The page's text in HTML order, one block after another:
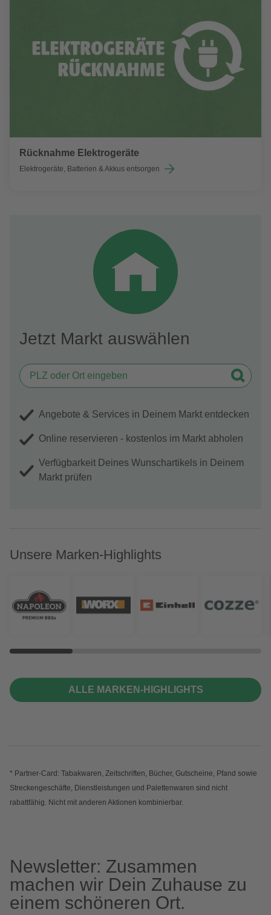
Rücknahme Elektrogeräte
Elektrogeräte, Batterien & Akkus entsorgen
Jetzt Markt auswählen
Angebote & Services in Deinem Markt entdecken
Online reservieren - kostenlos im Markt abholen
Verfügbarkeit Deines Wunschartikels in Deinem
Markt prüfen
Unsere Marken-Highlights
ALLE MARKEN-HIGHLIGHTS
* Partner-Card: Tabakwaren, Zeitschriften, Bücher, Gutscheine, Pfand sowie
Streckengeschäfte, Dienstleistungen und Palettenwaren sind nicht
rabattfähig. Nicht mit anderen Aktionen kombinierbar.
Newsletter: Zusammen
machen wir Dein Zuhause zu
einem schöneren Ort.